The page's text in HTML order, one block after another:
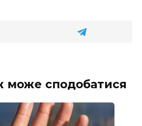
може сподобатися